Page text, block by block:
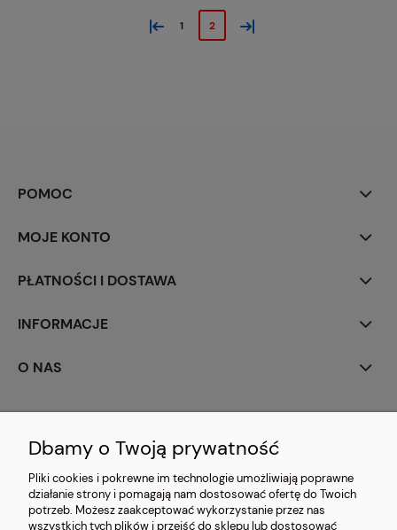
« 1 2 »
POMOC
MOJE KONTO
PŁATNOŚCI I DOSTAWA
INFORMACJE
O NAS
CARMANI.PL| 03-203 Warszawa, ul. Bazyliańska 20 | e-mail:
detal@carmani.pl | tel.: 697 632 387 | NIP:
Dbamy o Twoją prywatność
Pliki cookies i pokrewne im technologie umożliwiają poprawne
działanie strony i pomagają nam dostosować ofertę do Twoich
potrzeb. Możesz zaakceptować wykorzystanie przez nas
wszystkich tych plików i przejść do sklepu lub dostosować